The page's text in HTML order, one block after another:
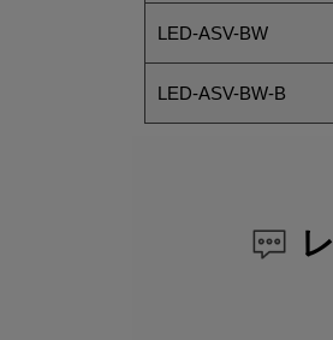
LED-ASV-BW
LED-ASV-BW-B